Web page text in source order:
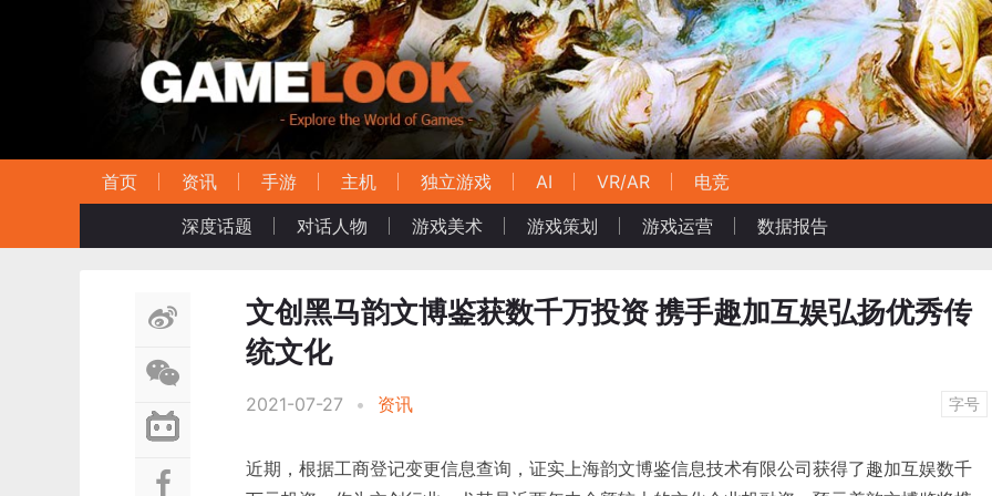
首页 资讯 手游 主机 独立游戏 AI VR/AR
电竞
深度话题
对话人物 游戏美术 游戏策划 游戏运营 数据报告
文创黑马韵文博鉴获数千万投资 携手趣加互娱弘扬优秀传
统文化
2021-07-27 • 资讯 字号
近期，根据工商登记变更信息查询，证实上海韵文博鉴信息技术有限公司获得了趣加互娱数千